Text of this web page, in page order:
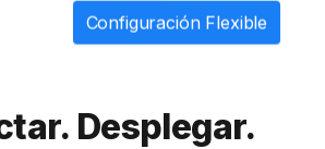
Configuración Flexible
Desplegar.